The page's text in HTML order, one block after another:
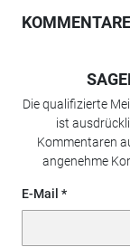
KOMMENTARE
Die qualifizierte
ist
Kommentaren
angenehme
E-Mail